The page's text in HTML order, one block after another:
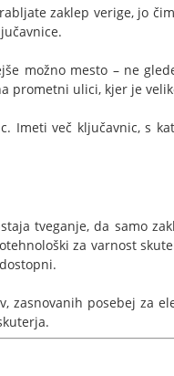
zaklep verige, jo
možno mesto – ne
prometni ulici, kjer je
Imeti več ključavnic, s
tveganje, da samo
za varnost
zasnovanih posebej za